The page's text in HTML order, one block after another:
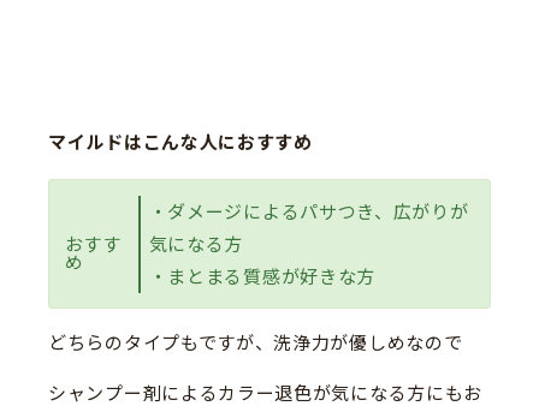
マイルドはこんな人におすすめ
おすす
め
・ダメージによるパサつき、広がりが
気になる方
・まとまる質感が好きな方
どちらのタイプもですが、洗浄力が優しめなので
シャンプー剤によるカラー退色が気になる方にもお